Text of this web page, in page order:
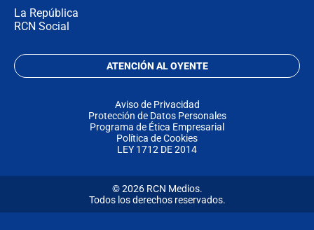
La República
RCN Social
ATENCIÓN AL OYENTE
Aviso de Privacidad
Protección de Datos Personales
Programa de Ética Empresarial
Política de Cookies
LEY 1712 DE 2014
© 2026 RCN Medios.
Todos los derechos reservados.